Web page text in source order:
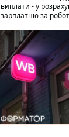
виплати - у
зарплатню за